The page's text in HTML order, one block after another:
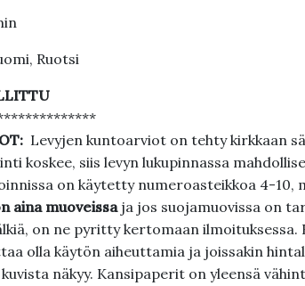
Ruotsi
Levyjen kuntoarviot on tehty kirkkaan
koskee, siis levyn lukupinnassa
on käytetty numeroasteikkoa 4-10,
aina muoveissa ja jos suojamuovissa on
on ne pyritty kertomaan
olla käytön aiheuttamia ja joissakin
näkyy. Kansipaperit on yleensä